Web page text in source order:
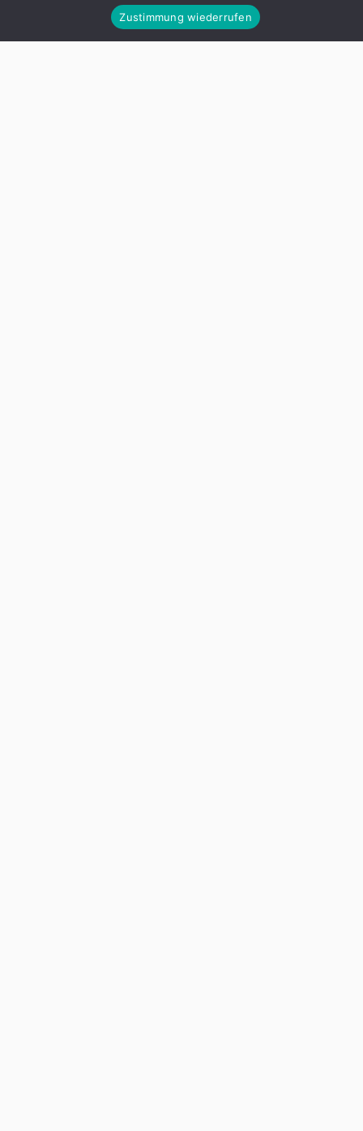
seit drei Jahrzehnten. Ein Gespräch über
Frustrationstoleranz, Personal Brands und die Zukunft
Zustimmung wiederrufen